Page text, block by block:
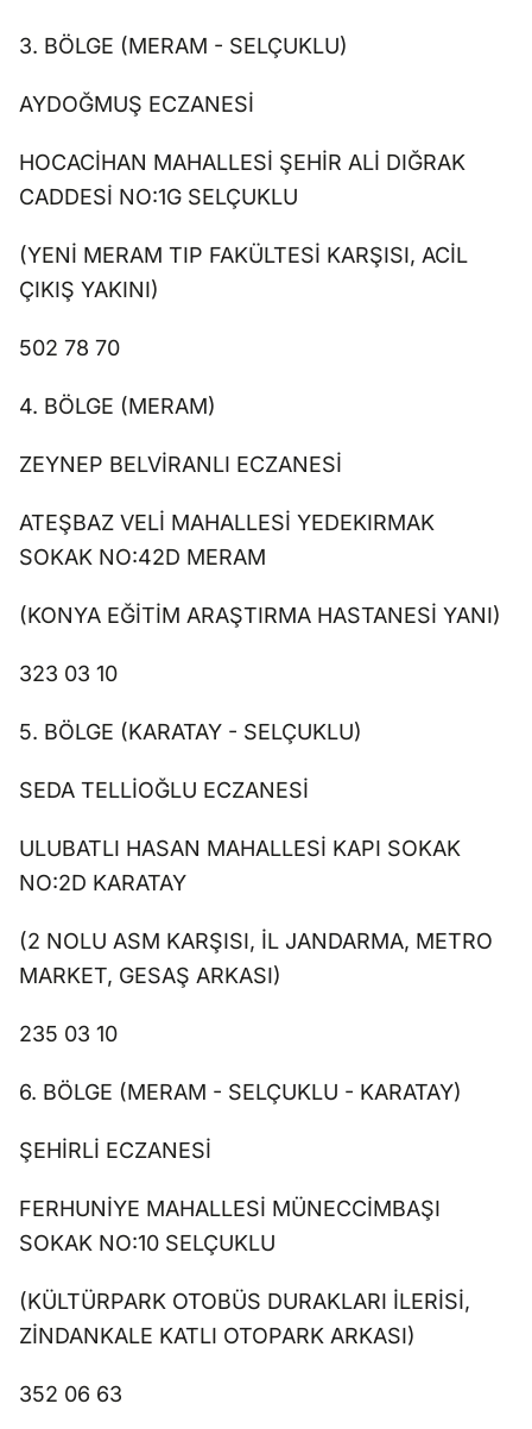
3. BÖLGE (MERAM - SELÇUKLU)
AYDOĞMUŞ ECZANESİ
HOCACİHAN MAHALLESİ ŞEHİR ALİ DIĞRAK
CADDESİ NO:1G SELÇUKLU
(YENİ MERAM TIP FAKÜLTESİ KARŞISI, ACİL
ÇIKIŞ YAKINI)
502 78 70
4. BÖLGE (MERAM)
ZEYNEP BELVİRANLI ECZANESİ
ATEŞBAZ VELİ MAHALLESİ YEDEKIRMAK
SOKAK NO:42D MERAM
(KONYA EĞİTİM ARAŞTIRMA HASTANESİ YANI)
323 03 10
5. BÖLGE (KARATAY - SELÇUKLU)
SEDA TELLİOĞLU ECZANESİ
ULUBATLI HASAN MAHALLESİ KAPI SOKAK
NO:2D KARATAY
(2 NOLU ASM KARŞISI, İL JANDARMA, METRO
MARKET, GESAŞ ARKASI)
235 03 10
6. BÖLGE (MERAM - SELÇUKLU - KARATAY)
ŞEHİRLİ ECZANESİ
FERHUNİYE MAHALLESİ MÜNECCİMBAŞI
SOKAK NO:10 SELÇUKLU
(KÜLTÜRPARK OTOBÜS DURAKLARI İLERİSİ,
ZİNDANKALE KATLI OTOPARK ARKASI)
352 06 63